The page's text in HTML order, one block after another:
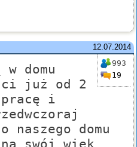
12.07.2014
993
19
domu
już od 2
i
naszego domu
swój wiek